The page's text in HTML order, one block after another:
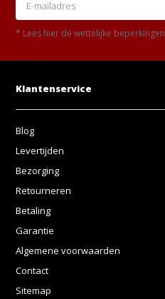
* Lees hier de wettelijke beperkingen
Klantenservice
Blog
Levertijden
Bezorging
Retourneren
Betaling
Garantie
Algemene voorwaarden
Contact
Sitemap